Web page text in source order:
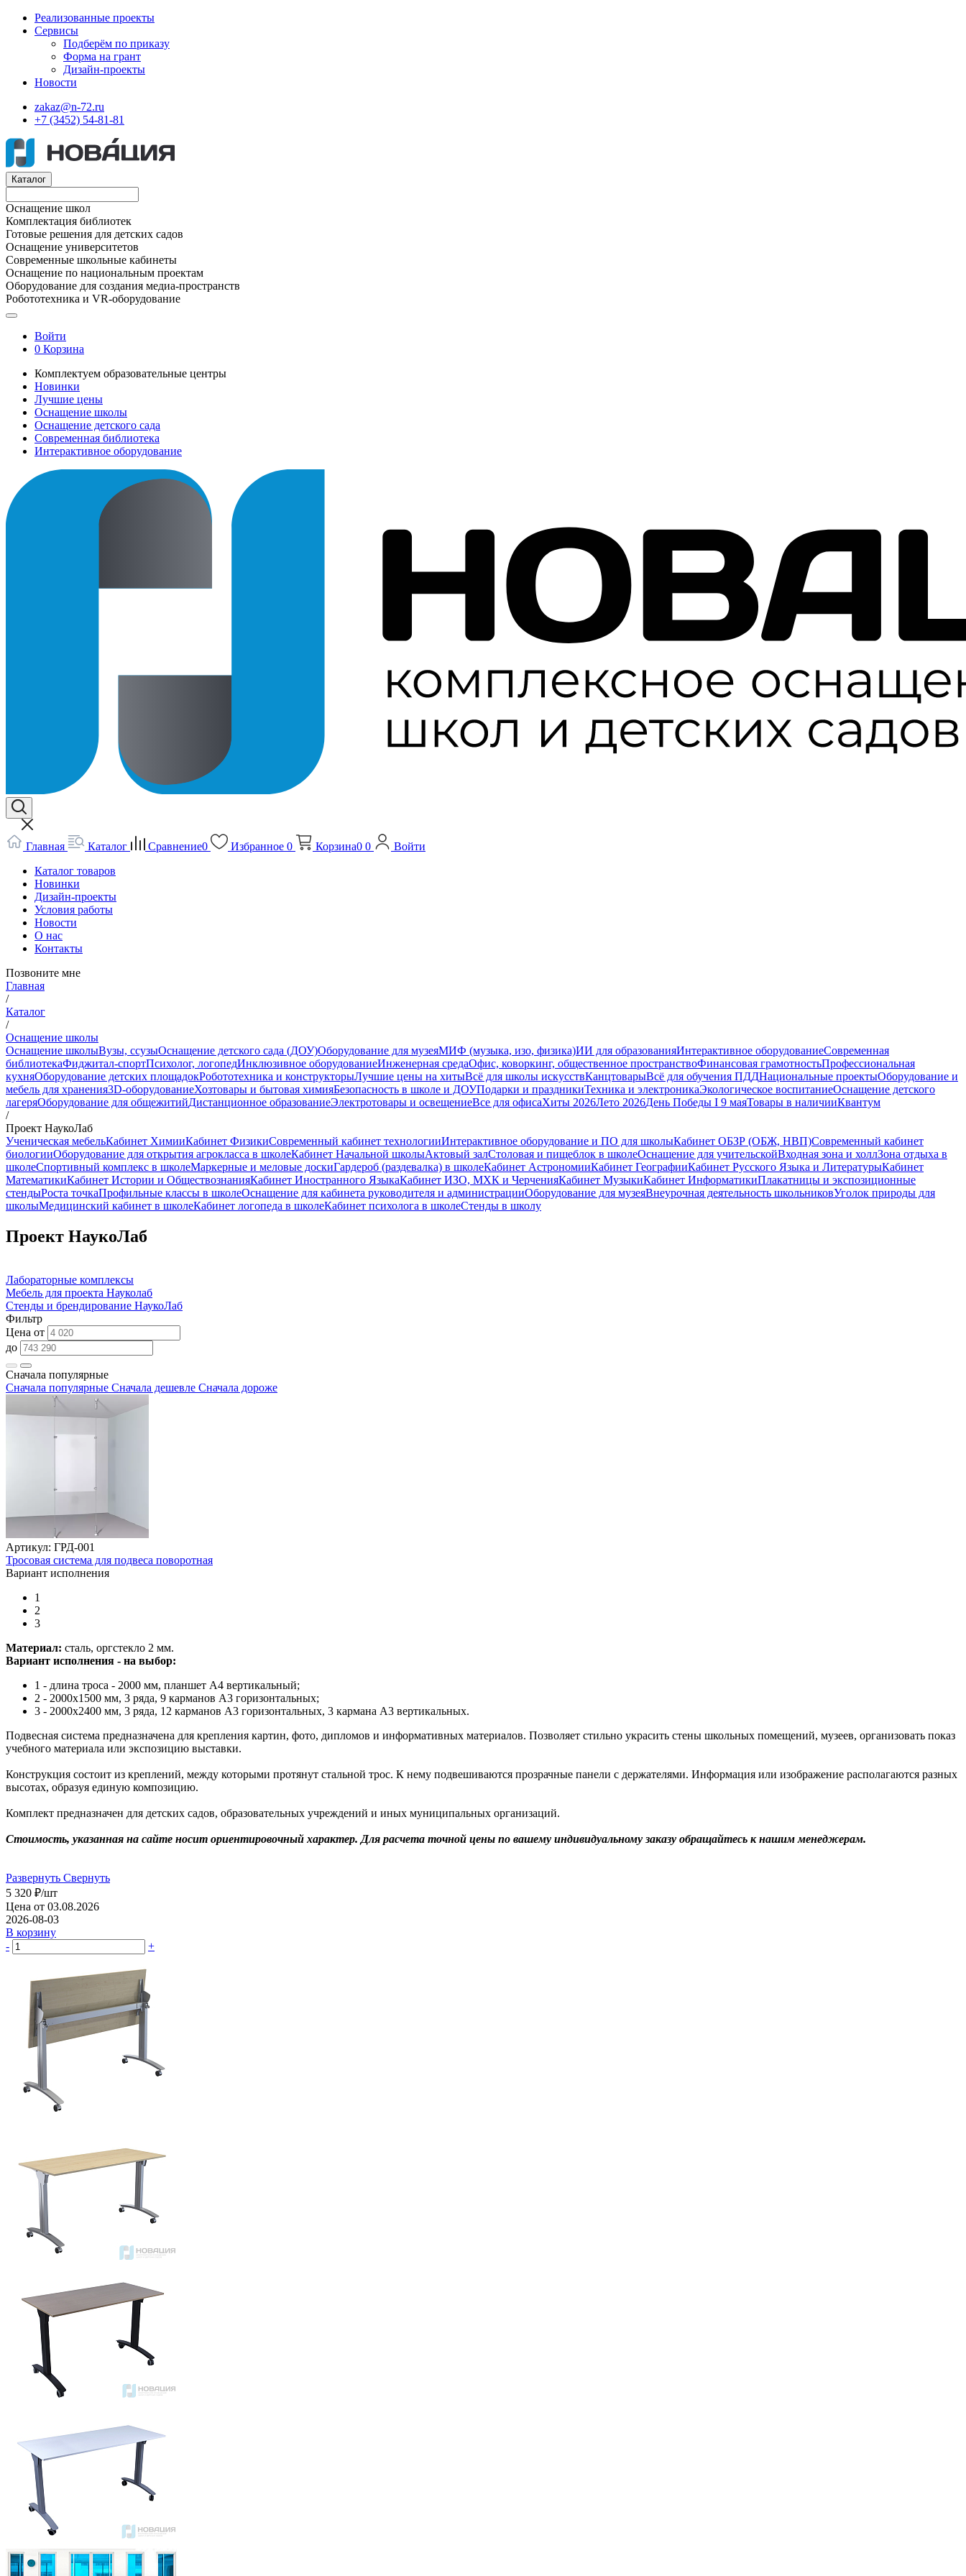
Реализованные проекты
Сервисы
Подберём по приказу
Форма на грант
Дизайн-проекты
Новости
zakaz@n-72.ru
+7 (3452) 54-81-81
Каталог
Оснащение школ
Комплектация библиотек
Готовые решения для детских садов
Оснащение университетов
Современные школьные кабинеты
Оснащение по национальным проектам
Оборудование для создания медиа-пространств
Робототехника и VR-оборудование
Войти
0 Корзина
Комплектуем образовательные центры
Новинки
Лучшие цены
Оснащение школы
Оснащение детского сада
Современная библиотека
Интерактивное оборудование
Главная Каталог Сравнение0 Избранное 0 Корзина0 0
Войти
Каталог товаров
Новинки
Дизайн-проекты
Условия работы
Новости
О нас
Контакты
Позвоните мне
Главная
/
Каталог
/
Оснащение школы
Оснащение школыВузы, ссузыОснащение детского сада (ДОУ)Оборудование для музеяМИФ (музыка, изо, физика)ИИ для образованияИнтерактивное оборудованиеСовременная
библиотекаФиджитал-спортПсихолог, логопедИнклюзивное оборудованиеИнженерная средаОфис, коворкинг, общественное пространствоФинансовая грамотностьПрофессиональная
кухняОборудование детских площадокРобототехника и конструкторыЛучшие цены на хитыВсё для школы искусствКанцтоварыВсё для обучения ПДДНациональные проектыОборудование и
мебель для хранения3D-оборудованиеХозтовары и бытовая химияБезопасность в школе и ДОУПодарки и праздникиТехника и электроникаЭкологическое воспитаниеОснащение детского
лагеряОборудование для общежитийДистанционное образованиеЭлектротовары и освещениеВсе для офисаХиты 2026Лето 2026День Победы I 9 маяТовары в наличииКвантум
/
Проект НаукоЛаб
Ученическая мебельКабинет ХимииКабинет ФизикиСовременный кабинет технологииИнтерактивное оборудование и ПО для школыКабинет ОБЗР (ОБЖ, НВП)Современный кабинет
биологииОборудование для открытия агрокласса в школеКабинет Начальной школыАктовый залСтоловая и пищеблок в школеОснащение для учительскойВходная зона и холлЗона отдыха в
школеСпортивный комплекс в школеМаркерные и меловые доскиГардероб (раздевалка) в школеКабинет АстрономииКабинет ГеографииКабинет Русского Языка и ЛитературыКабинет
МатематикиКабинет Истории и ОбществознанияКабинет Иностранного ЯзыкаКабинет ИЗО, МХК и ЧерченияКабинет МузыкиКабинет ИнформатикиПлакатницы и экспозиционные
стендыРоста точкаПрофильные классы в школеОснащение для кабинета руководителя и администрацииОборудование для музеяВнеурочная деятельность школьниковУголок природы для
школыМедицинский кабинет в школеКабинет логопеда в школеКабинет психолога в школеСтенды в школу
Проект НаукоЛаб
Лабораторные комплексы
Мебель для проекта Науколаб
Стенды и брендирование НаукоЛаб
Фильтр
Цена от
до
Сначала популярные
Сначала популярные Сначала дешевле Сначала дороже
Артикул: ГРД-001
Тросовая система для подвеса поворотная
Вариант исполнения
1
2
3
Материал: сталь, оргстекло 2 мм.
Вариант исполнения - на выбор:
1 - длина троса - 2000 мм, планшет А4 вертикальный;
2 - 2000х1500 мм, 3 ряда, 9 карманов А3 горизонтальных;
3 - 2000х2400 мм, 3 ряда, 12 карманов А3 горизонтальных, 3 кармана А3 вертикальных.
Подвесная система предназначена для крепления картин, фото, дипломов и информативных материалов. Позволяет стильно украсить стены школьных помещений, музеев, организовать показ
учебного материала или экспозицию выставки.
Конструкция состоит из креплений, между которыми протянут стальной трос. К нему подвешиваются прозрачные панели с держателями. Информация или изображение располагаются разных
высотах, образуя единую композицию.
Комплект предназначен для детских садов, образовательных учреждений и иных муниципальных организаций.
Стоимость, указанная на сайте носит ориентировочный характер. Для расчета точной цены по вашему индивидуальному заказу обращайтесь к нашим менеджерам.
Развернуть Свернуть
5 320 ₽/шт
Цена от 03.08.2026
2026-08-03
В корзину
-
+